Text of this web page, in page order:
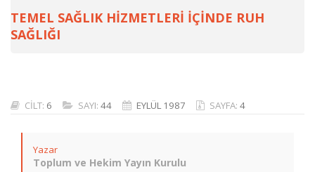
TEMEL SAĞLIK HİZMETLERİ İÇİNDE RUH
SAĞLIĞI
CİLT: 6 SAYI: 44 EYLÜL 1987 SAYFA: 4
Yazar
Toplum ve Hekim Yayın Kurulu